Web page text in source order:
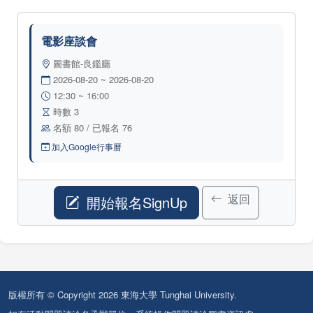
電影座談會
圖書館-良鑑廳
2026-08-20 ~ 2026-08-20
12:30 ~ 16:00
時數 3
名額 80 / 已報名 76
加入Google行事曆
開始報名SignUp 返回
版權所有 © Copyright 2026 東海大學 Tunghai University.